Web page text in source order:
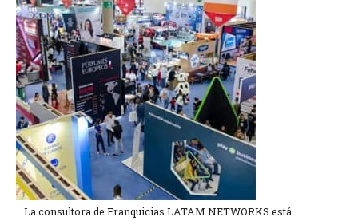
La consultora de Franquicias LATAM NETWORKS está